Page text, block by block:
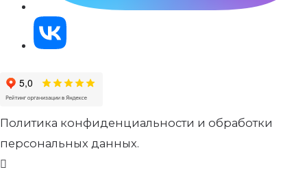
Политика конфиденциальности и обработки
персональных данных.